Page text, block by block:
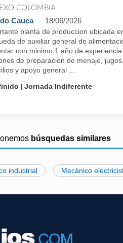
COLOMBIA
Cauca 18/06/2026
planta de produccion ubicada
de auxiliar general de
con minimo 1 año de
de preparacion de menaje,
y apoyo general ...
Jornada Indiferente
búsquedas similares
industrial Mecánico